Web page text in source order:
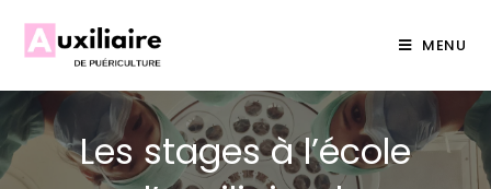
MENU
Les stages à l’école